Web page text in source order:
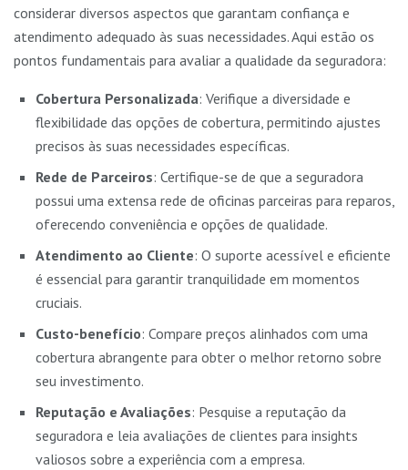
considerar diversos aspectos que garantam confiança e
atendimento adequado às suas necessidades. Aqui estão os
pontos fundamentais para avaliar a qualidade da seguradora:
Cobertura Personalizada: Verifique a diversidade e
flexibilidade das opções de cobertura, permitindo ajustes
precisos às suas necessidades específicas.
Rede de Parceiros: Certifique-se de que a seguradora
possui uma extensa rede de oficinas parceiras para reparos,
oferecendo conveniência e opções de qualidade.
Atendimento ao Cliente: O suporte acessível e eficiente
é essencial para garantir tranquilidade em momentos
cruciais.
Custo-benefício: Compare preços alinhados com uma
cobertura abrangente para obter o melhor retorno sobre
seu investimento.
Reputação e Avaliações: Pesquise a reputação da
seguradora e leia avaliações de clientes para insights
valiosos sobre a experiência com a empresa.